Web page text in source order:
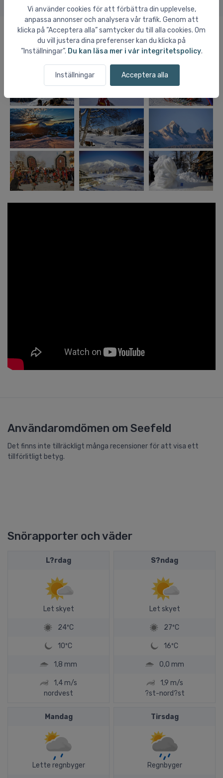
Vi använder cookies för att förbättra din upplevelse,
anpassa annonser och analysera vår trafik. Genom att
klicka på ”Acceptera alla” samtycker du till alla cookies. Om
du vill justera dina preferenser kan du klicka på
”Inställningar”. Du kan läsa mer i vår integritetspolicy.
Inställningar Acceptera alla
Bilder och video från Seefeld
Användaromdömen om Seefeld
Det finns inte tillräckligt många recensioner för att visa ett
tillförlitligt betyg.
Snörapporter och väder
L?rdag
Let skyet
24ºC
10ºC
1,8 mm
1,4 m/s
nordvest
S?ndag
Let skyet
27ºC
16ºC
0,0 mm
1,9 m/s
?st-nord?st
Mandag
Lette regnbyger
Tirsdag
Regnbyger